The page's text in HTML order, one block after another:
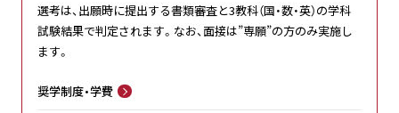
選考は、出願時に提出する書類審査と3教科（国・数・英）の学科
試験結果で判定されます。なお、面接は”専願”の方のみ実施し
ます。
奨学制度・学費